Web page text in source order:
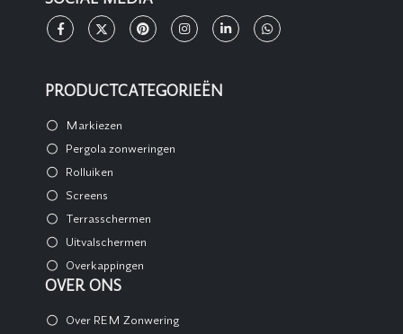
PRODUCTCATEGORIEËN
Markiezen
Pergola zonweringen
Rolluiken
Screens
Terrasschermen
Uitvalschermen
Overkappingen
OVER ONS
Over REM Zonwering